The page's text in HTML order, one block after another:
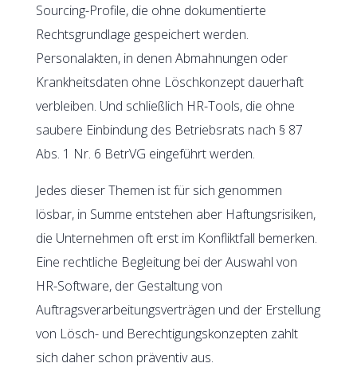
Sourcing-Profile, die ohne dokumentierte
Rechtsgrundlage gespeichert werden.
Personalakten, in denen Abmahnungen oder
Krankheitsdaten ohne Löschkonzept dauerhaft
verbleiben. Und schließlich HR-Tools, die ohne
saubere Einbindung des Betriebsrats nach § 87
Abs. 1 Nr. 6 BetrVG eingeführt werden.
Jedes dieser Themen ist für sich genommen
lösbar, in Summe entstehen aber Haftungsrisiken,
die Unternehmen oft erst im Konfliktfall bemerken.
Eine rechtliche Begleitung bei der Auswahl von
HR-Software, der Gestaltung von
Auftragsverarbeitungsverträgen und der Erstellung
von Lösch- und Berechtigungskonzepten zahlt
sich daher schon präventiv aus.